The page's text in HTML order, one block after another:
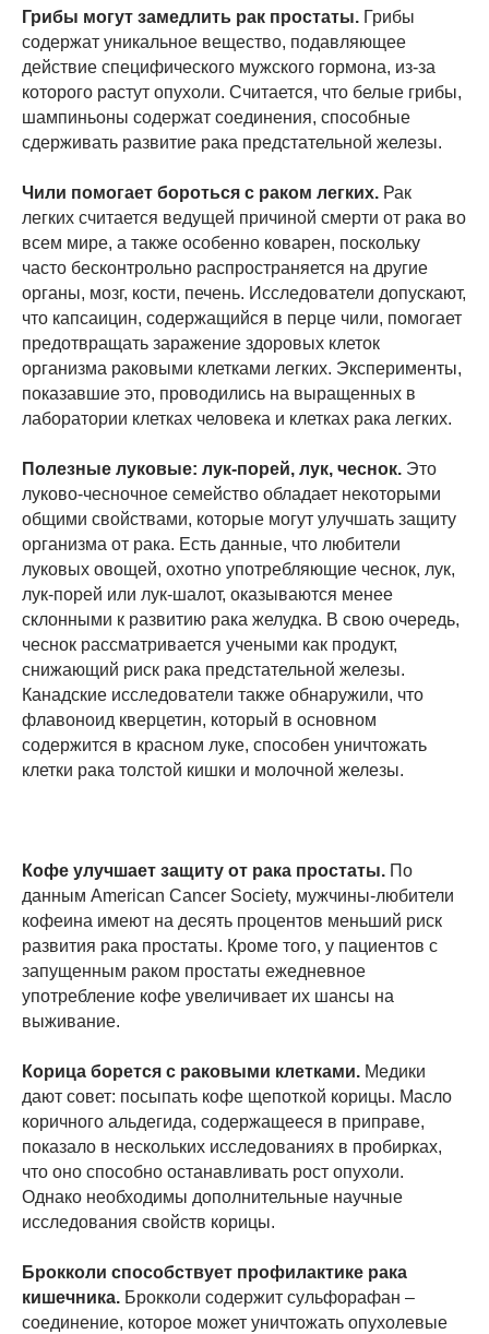
Грибы могут замедлить рак простаты. Грибы
содержат уникальное вещество, подавляющее
действие специфического мужского гормона, из-за
которого растут опухоли. Считается, что белые грибы,
шампиньоны содержат соединения, способные
сдерживать развитие рака предстательной железы.
Чили помогает бороться с раком легких. Рак
легких считается ведущей причиной смерти от рака во
всем мире, а также особенно коварен, поскольку
часто бесконтрольно распространяется на другие
органы, мозг, кости, печень. Исследователи допускают,
что капсаицин, содержащийся в перце чили, помогает
предотвращать заражение здоровых клеток
организма раковыми клетками легких. Эксперименты,
показавшие это, проводились на выращенных в
лаборатории клетках человека и клетках рака легких.
Полезные луковые: лук-порей, лук, чеснок. Это
луково-чесночное семейство обладает некоторыми
общими свойствами, которые могут улучшать защиту
организма от рака. Есть данные, что любители
луковых овощей, охотно употребляющие чеснок, лук,
лук-порей или лук-шалот, оказываются менее
склонными к развитию рака желудка. В свою очередь,
чеснок рассматривается учеными как продукт,
снижающий риск рака предстательной железы.
Канадские исследователи также обнаружили, что
флавоноид кверцетин, который в основном
содержится в красном луке, способен уничтожать
клетки рака толстой кишки и молочной железы.
Кофе улучшает защиту от рака простаты. По
данным American Cancer Society, мужчины-любители
кофеина имеют на десять процентов меньший риск
развития рака простаты. Кроме того, у пациентов с
запущенным раком простаты ежедневное
употребление кофе увеличивает их шансы на
выживание.
Корица борется с раковыми клетками. Медики
дают совет: посыпать кофе щепоткой корицы. Масло
коричного альдегида, содержащееся в приправе,
показало в нескольких исследованиях в пробирках,
что оно способно останавливать рост опухоли.
Однако необходимы дополнительные научные
исследования свойств корицы.
Брокколи способствует профилактике рака
кишечника. Брокколи содержит сульфорафан –
соединение, которое может уничтожать опухолевые